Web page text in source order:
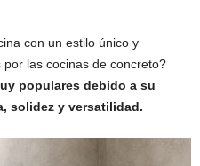
con un estilo único y
las cocinas de concreto?
populares debido a su
solidez y versatilidad.